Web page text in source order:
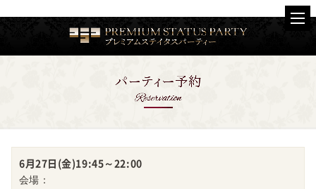
6月27日(金)19:45～22:00
会場：